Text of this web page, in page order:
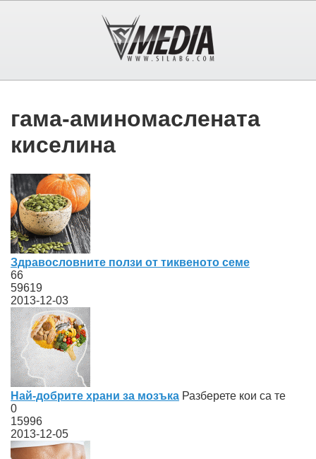
гама-аминомаслената
киселина
Здравословните ползи от тиквеното семе
66
59619
2013-12-03
Най-добрите храни за мозъка Разберете кои са те
0
15996
2013-12-05